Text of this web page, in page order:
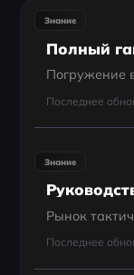
Знание
Последнее
Знание
Последнее